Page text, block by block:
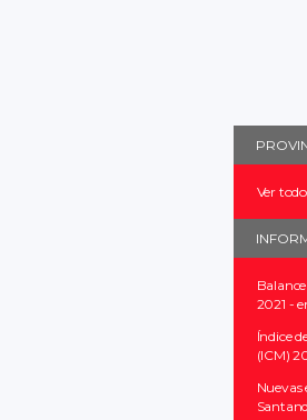
Ver
2021 -
Índice
(ICM)